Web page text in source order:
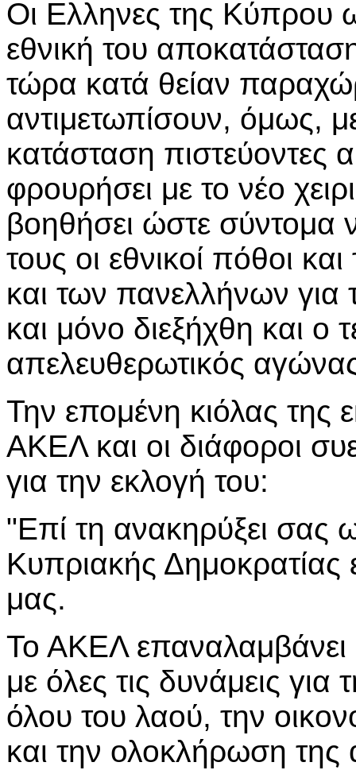
Οι Ελληνες της Κύπρου
εθνική του
τώρα κατά θείαν
αντιμετωπίσουν, όμως,
κατάσταση πιστεύοντες
φρουρήσει με το νέο
βοηθήσει ώστε σύντομα
τους οι εθνικοί πόθοι
και των πανελλήνων
και μόνο διεξήχθη και ο
απελευθερωτικός
Την επομένη κιόλας της
ΑΚΕΛ και οι διάφοροι
για την εκλογή του:
"Επί τη ανακηρύξει
Κυπριακής Δημοκρατίας
μας.
Το ΑΚΕΛ επαναλαμβάνει
με όλες τις δυνάμεις
όλου του λαού, την
και την ολοκλήρωση της